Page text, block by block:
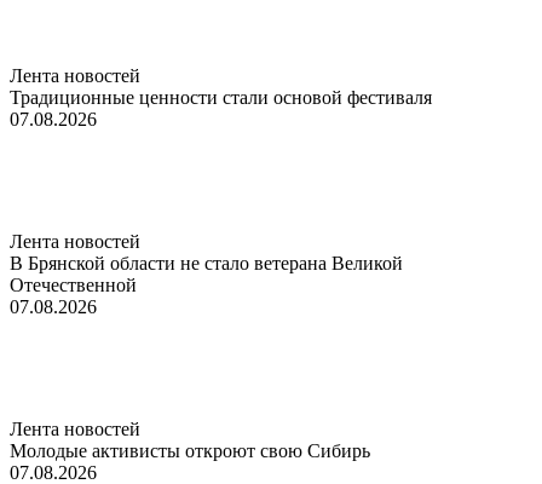
Лента новостей
Традиционные ценности стали основой фестиваля
07.08.2026
Лента новостей
В Брянской области не стало ветерана Великой
Отечественной
07.08.2026
Лента новостей
Молодые активисты откроют свою Сибирь
07.08.2026